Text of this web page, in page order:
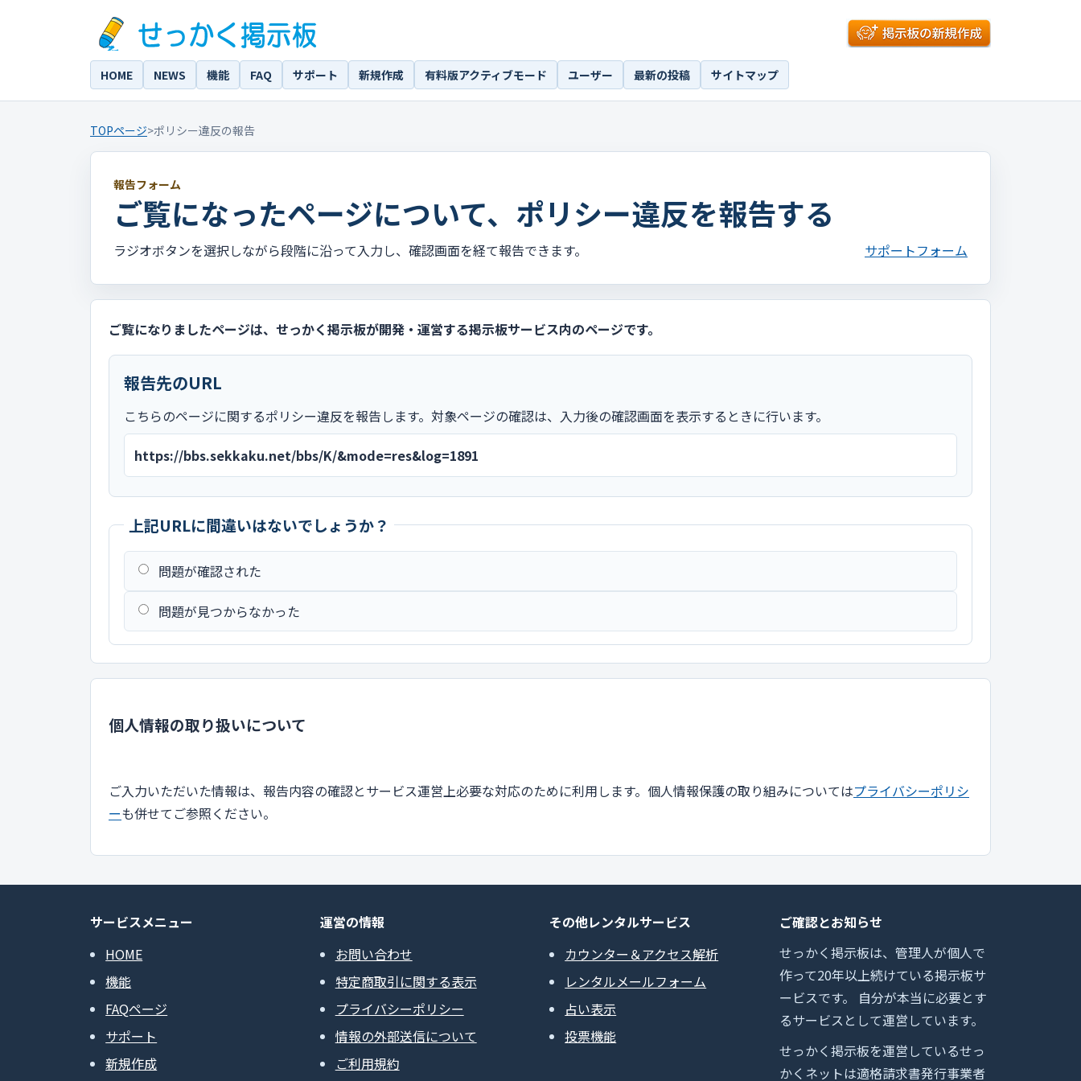
HOME NEWS 機能 FAQ サポート 新規作成 有料版アクティブモード ユーザー 最新の投稿 サイトマップ
TOPページ>ポリシー違反の報告
報告フォーム
ご覧になったページについて、ポリシー違反を報告する
ラジオボタンを選択しながら段階に沿って入力し、確認画面を経て報告できます。 サポートフォーム
ご覧になりましたページは、せっかく掲示板が開発・運営する掲示板サービス内のページです。
報告先のURL
こちらのページに関するポリシー違反を報告します。対象ページの確認は、入力後の確認画面を表示するときに行います。
https://bbs.sekkaku.net/bbs/K/&mode=res&log=1891
上記URLに間違いはないでしょうか？
問題が確認された
問題が見つからなかった
個人情報の取り扱いについて
ご入力いただいた情報は、報告内容の確認とサービス運営上必要な対応のために利用します。個人情報保護の取り組みについてはプライバシーポリシ
ーも併せてご参照ください。
サービスメニュー
HOME
機能
FAQページ
サポート
新規作成
運営の情報
お問い合わせ
特定商取引に関する表示
プライバシーポリシー
情報の外部送信について
ご利用規約
その他レンタルサービス
カウンター＆アクセス解析
レンタルメールフォーム
占い表示
投票機能
ご確認とお知らせ
せっかく掲示板は、管理人が個人で
作って20年以上続けている掲示板サ
ービスです。 自分が本当に必要とす
るサービスとして運営しています。
せっかく掲示板を運営しているせっ
かくネットは適格請求書発行事業者